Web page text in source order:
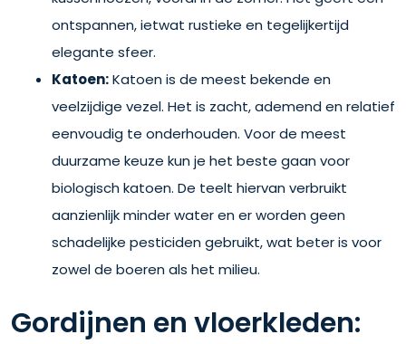
ontspannen, ietwat rustieke en tegelijkertijd
elegante sfeer.
Katoen:Katoen is de meest bekende en
veelzijdige vezel. Het is zacht, ademend en relatief
eenvoudig te onderhouden. Voor de meest
duurzame keuze kun je het beste gaan voor
biologisch katoen. De teelt hiervan verbruikt
aanzienlijk minder water en er worden geen
schadelijke pesticiden gebruikt, wat beter is voor
zowel de boeren als het milieu.
Gordijnen en vloerkleden: